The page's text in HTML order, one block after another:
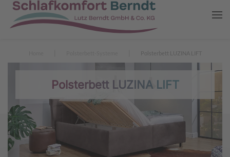
Polsterbett LUZINA LIFT
Polsterbett LUZINA LIFT